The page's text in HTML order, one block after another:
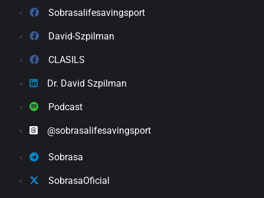
Sobrasalifesavingsport
David-Szpilman
CLASILS
Dr. David Szpilman
Podcast
@sobrasalifesavingsport
Sobrasa
SobrasaOficial